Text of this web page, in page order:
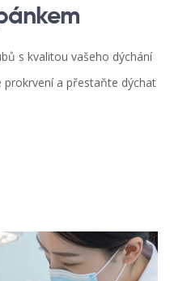
s kvalitou vašeho dýchání
prokrvení a přestaňte dýchat